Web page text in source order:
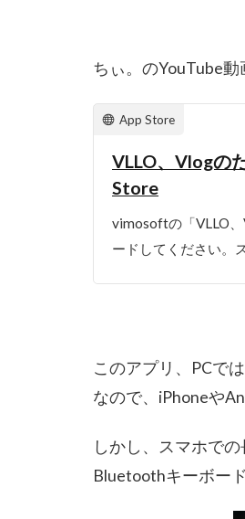
ちぃ。のYouTube
App Store
VLLO、Vlogの
Store
vimosoftの「VLLO
ードしてください。
このアプリ、PCで
なので、iPhoneや
しかし、スマホで
Bluetoothキーボー